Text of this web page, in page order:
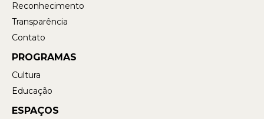
Reconhecimento
Transparência
Contato
PROGRAMAS
Cultura
Educação
ESPAÇOS